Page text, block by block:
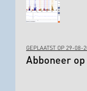
GEPLAATST OP 29-08-
Abboneer